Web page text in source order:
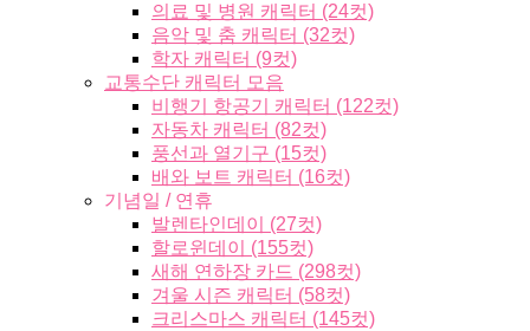
의료 및 병원 캐릭터 (24컷)
음악 및 춤 캐릭터 (32컷)
학자 캐릭터 (9컷)
교통수단 캐릭터 모음
비행기 항공기 캐릭터 (122컷)
자동차 캐릭터 (82컷)
풍선과 열기구 (15컷)
배와 보트 캐릭터 (16컷)
기념일 / 연휴
발렌타인데이 (27컷)
할로윈데이 (155컷)
새해 연하장 카드 (298컷)
겨울 시즌 캐릭터 (58컷)
크리스마스 캐릭터 (145컷)